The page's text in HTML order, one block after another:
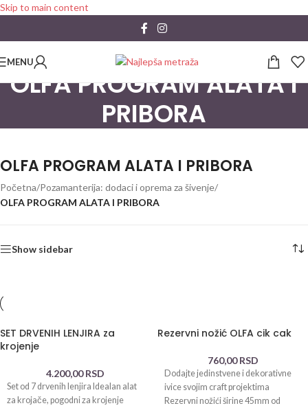
Skip to main content
MENU
OLFA PROGRAM ALATA I
PRIBORA
OLFA PROGRAM ALATA I PRIBORA
Početna/Pozamanterija: dodaci i oprema za šivenje/
OLFA PROGRAM ALATA I PRIBORA
Show sidebar
SET DRVENIH LENJIRA za
krojenje
4.200,00RSD
Set od 7 drvenih lenjira Idealan alat
za krojače, pogodni za krojenje
Rezervni nožić OLFA cik cak
760,00RSD
Dodajte jedinstvene i dekorativne
ivice svojim craft projektima
Rezervni nožići širine 45mm od